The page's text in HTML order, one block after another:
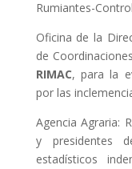
Rumiantes-
Oficina de la
de
RIMAC, para la
por las
Agencia Agraria:
y presidentes
estadísticos